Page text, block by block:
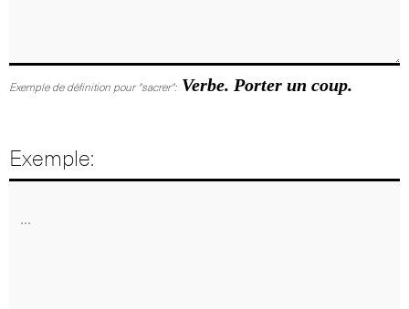
Exemple de définition pour "sacrer": Verbe. Porter un coup.
Exemple: